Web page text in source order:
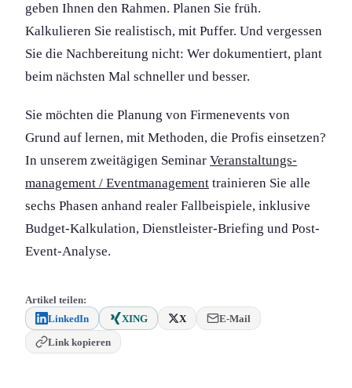
geben Ihnen den Rahmen. Planen Sie früh.
Kalkulieren Sie realistisch, mit Puffer. Und vergessen
Sie die Nachbereitung nicht: Wer dokument­iert, plant
beim nächsten Mal schneller und besser.
Sie möchten die Planung von Firmenevents von
Grund auf lernen, mit Methoden, die Profis einsetzen?
In unserem zweitägigen Seminar Veranstaltungs­
management / Event­management trainieren Sie alle
sechs Phasen anhand realer Fallbeispiele, inklusive
Budget-Kalkulation, Dienstleister-Briefing und Post-
Event-Analyse.
Artikel teilen:
LinkedIn
XING X
E-Mail
Link kopieren